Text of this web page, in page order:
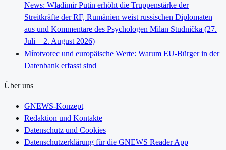
News: Wladimir Putin erhöht die Truppenstärke der
Streitkräfte der RF, Rumänien weist russischen Diplomaten
aus und Kommentare des Psychologen Milan Studnička (27.
Juli – 2. August 2026)
Mírotvorec und europäische Werte: Warum EU-Bürger in der
Datenbank erfasst sind
Über uns
GNEWS-Konzept
Redaktion und Kontakte
Datenschutz und Cookies
Datenschutzerklärung für die GNEWS Reader App